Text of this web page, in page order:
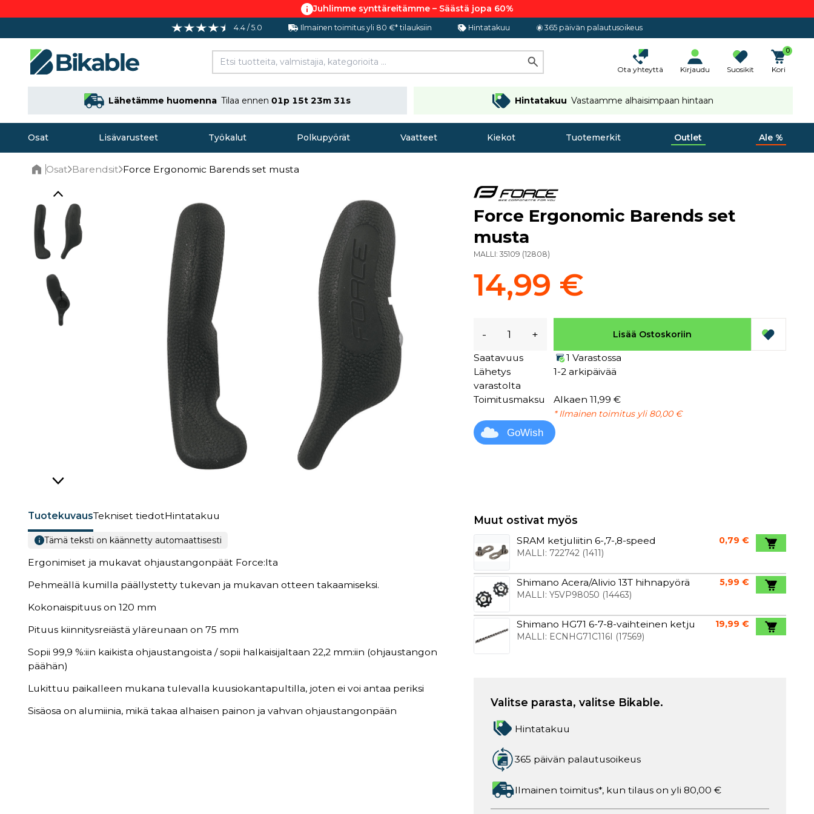
Juhlimme synttäreitämme – Säästä jopa 60%
4.4 / 5.0 Ilmainen toimitus yli 80 €* tilauksiin Hintatakuu 365 päivän palautusoikeus
Ota yhteyttä Kirjaudu Suosikit
0
Kori
Lähetämme huomenna Tilaa ennen 01p 15t 23m 30s Hintatakuu Vastaamme alhaisimpaan hintaan
Osat Lisävarusteet Työkalut Polkupyörät Vaatteet Kiekot Tuotemerkit Outlet Ale %
Osat Barendsit Force Ergonomic Barends set musta
TuotekuvausTekniset tiedotHintatakuu
Tämä teksti on käännetty automaattisesti
Ergonimiset ja mukavat ohjaustangonpäät Force:lta
Pehmeällä kumilla päällystetty tukevan ja mukavan otteen takaamiseksi.
Kokonaispituus on 120 mm
Pituus kiinnitysreiästä yläreunaan on 75 mm
Sopii 99,9 %:iin kaikista ohjaustangoista / sopii halkaisijaltaan 22,2 mm:iin (ohjaustangon
päähän)
Lukittuu paikalleen mukana tulevalla kuusiokantapultilla, joten ei voi antaa periksi
Sisäosa on alumiinia, mikä takaa alhaisen painon ja vahvan ohjaustangonpään
Force Ergonomic Barends set
musta
MALLI:35109 (12808)
14,99 €
- + Lisää Ostoskoriin
Saatavuus
1 Varastossa
Lähetys
varastolta
1-2 arkipäivää
Toimitusmaksu Alkaen 11,99 €
* Ilmainen toimitus yli 80,00 €
GoWish
Muut ostivat myös
SRAM ketjuliitin 6-,7-,8-speed
MALLI: 722742(1411)
0,79 €
Shimano Acera/Alivio 13T hihnapyörä
MALLI: Y5VP98050 (14463)
5,99 €
Shimano HG71 6-7-8-vaihteinen ketju
MALLI: ECNHG71C116I (17569)
19,99 €
Valitse parasta, valitse Bikable.
Hintatakuu
365 päivän palautusoikeus
Ilmainen toimitus*, kun tilaus on yli 80,00 €